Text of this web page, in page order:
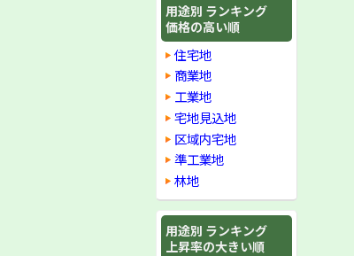
用途別 ランキング
価格の高い順
住宅地
商業地
工業地
宅地見込地
区域内宅地
準工業地
林地
用途別 ランキング
上昇率の大きい順